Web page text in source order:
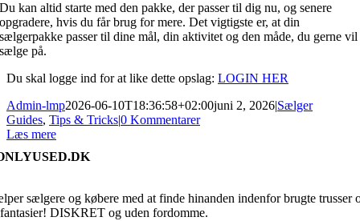
Du kan altid starte med den pakke, der passer til dig nu, og senere
opgradere, hvis du får brug for mere. Det vigtigste er, at din
sælgerpakke passer til dine mål, din aktivitet og den måde, du gerne vil
sælge på.
Du skal logge ind for at like dette opslag: LOGIN HER
Admin-lmp2026-06-10T18:36:58+02:00juni 2, 2026|Sælger
Guides, Tips & Tricks|0 Kommentarer
Læs mere
sælgere og købere med at finde hinanden indenfor brugte trusser
DISKRET og uden fordomme.